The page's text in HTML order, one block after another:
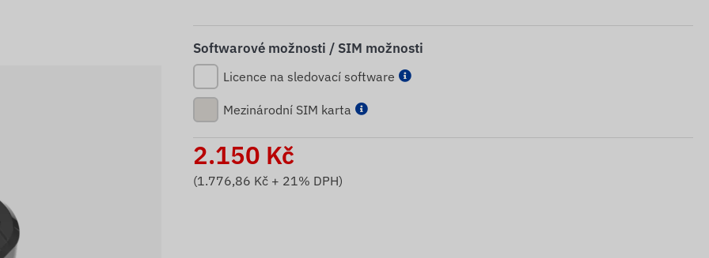
Softwarové možnosti / SIM možnosti
Licence na sledovací software
Mezinárodní SIM karta
2.150 Kč
(1.776,86 Kč + 21% DPH)